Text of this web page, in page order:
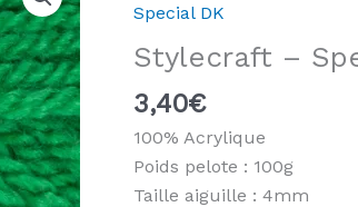
Special DK
Stylecraft –
3,40€
100% Acrylique
Poids pelote : 100g
Taille aiguille : 4mm